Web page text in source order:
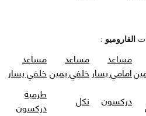
الفاروميو :
مساعد
امامي يسار
مساعد
خلفي يمين
مساعد
خلفي يسار
دركسون نكل
طرمبة
دركسون